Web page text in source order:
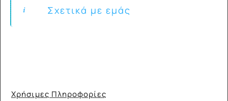
Σχετικά με εμάς
Χρήσιμες Πληροφορίες